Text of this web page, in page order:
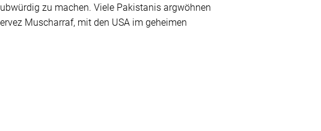
zu machen. Viele Pakistanis argwöhnen
Muscharraf, mit den USA im geheimen